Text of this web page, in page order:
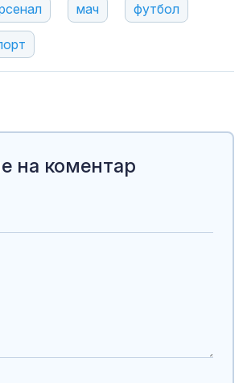
мач футбол
на коментар